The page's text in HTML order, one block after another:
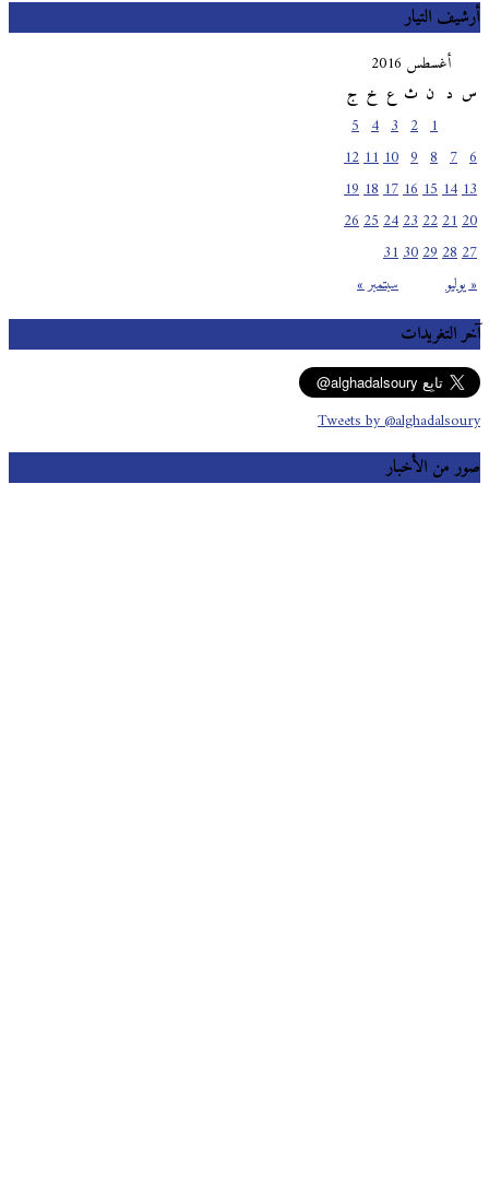
أرشيف التيار
أغسطس 2016
س
ث خ ج
« يوليو سبتمبر »
10
11
12
13
14
15
16
17
18
19
20
21
22
23
24
25
26
27
28
29
30
31
آخر التغريدات
Tweets by @alghadalsoury
صور من الأخبار